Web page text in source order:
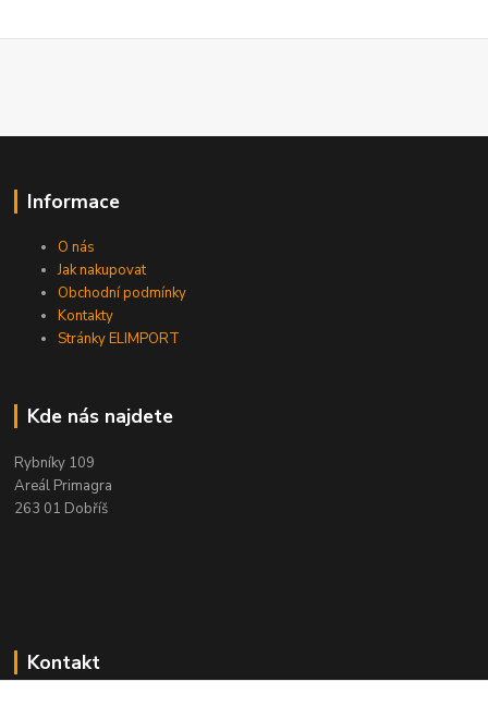
Informace
O nás
Jak nakupovat
Obchodní podmínky
Kontakty
Stránky ELIMPORT
Kde nás najdete
Rybníky 109
Areál Primagra
263 01 Dobříš
Kontakt